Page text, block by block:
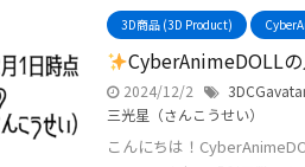
3D商品 (3D Product)
CyberAnimeDOLL
2024/12/2 3DCGavatar
三光星（さんこうせい）
こんにちは！